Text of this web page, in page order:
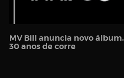
MV Bill anuncia novo álbum,
30 anos de corre